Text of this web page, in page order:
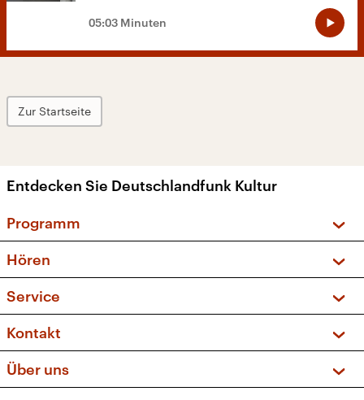
05:03 Minuten
Zur Startseite
Entdecken Sie Deutschlandfunk Kultur
Programm
Sendungen und Podcasts
Musikliste
Kakadu – Das Kinderprogramm
Hören
Frequenzen (UKW + DAB+)
Service
FAQ
Apps
Newsletter
Kontakt
Social Media
Über uns